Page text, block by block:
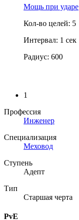
Мощь при ударе
Кол-во целей: 5
Интервал: 1 сек
Радиус: 600
1
Профессия
Инженер
Специализация
Меховод
Ступень
Адепт
Тип
Старшая черта
PvE